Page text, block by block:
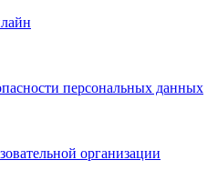
персональных данных
организации